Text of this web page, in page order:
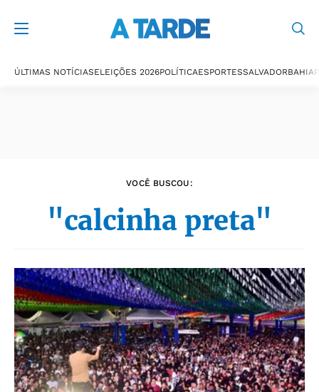
ÚLTIMAS NOTÍCIASELEIÇÕES 2026POLÍTICAESPORTESSALVADORBAHIA
VOCÊ BUSCOU:
"calcinha preta"